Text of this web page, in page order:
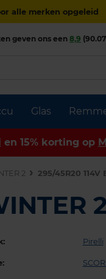
alle merken opgeleid
Glas
geven ons een8,9
en 15% korting op
2 295/45R20 114V
Pirelli